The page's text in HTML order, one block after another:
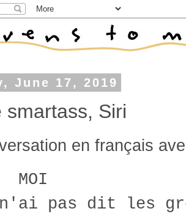
June 17, 2019
smartass, Siri
en français
pas dit les